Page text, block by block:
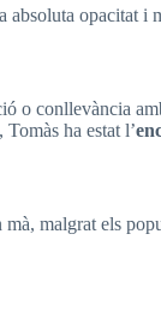
absoluta opacitat i
o conllevància
ha estat l’
malgrat els